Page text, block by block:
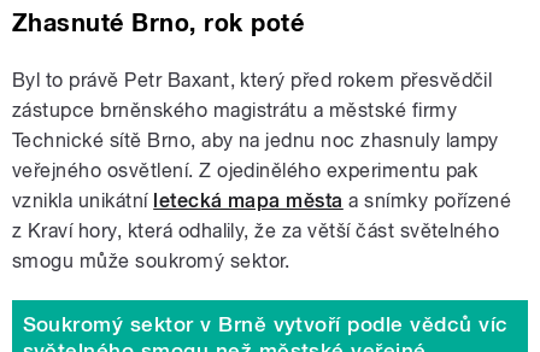
Zhasnuté Brno, rok poté
Byl to právě Petr Baxant, který před rokem přesvědčil
zástupce brněnského magistrátu a městské firmy
Technické sítě Brno, aby na jednu noc zhasnuly lampy
veřejného osvětlení. Z ojedinělého experimentu pak
vznikla unikátní letecká mapa města a snímky pořízené
z Kraví hory, která odhalily, že za větší část světelného
smogu může soukromý sektor.
Soukromý sektor v Brně vytvoří podle vědců víc